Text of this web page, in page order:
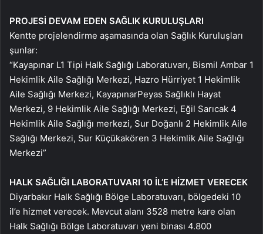
PROJESİ DEVAM EDEN SAĞLIK KURULUŞLARI
Kentte projelendirme aşamasında olan Sağlık Kuruluşları
şunlar:
“Kayapınar L1 Tipi Halk Sağlığı Laboratuvarı, Bismil Ambar 1
Hekimlik Aile Sağlığı Merkezi, Hazro Hürriyet 1 Hekimlik
Aile Sağlığı Merkezi, KayapınarPeyas Sağlıklı Hayat
Merkezi, 9 Hekimlik Aile Sağlığı Merkezi, Eğil Sarıcak 4
Hekimlik Aile Sağlığı merkezi, Sur Doğanlı 2 Hekimlik Aile
Sağlığı Merkezi, Sur Küçükakören 3 Hekimlik Aile Sağlığı
Merkezi”
HALK SAĞLIĞI LABORATUVARI 10 İL’E HİZMET VERECEK
Diyarbakır Halk Sağlığı Bölge Laboratuvarı, bölgedeki 10
il’e hizmet verecek. Mevcut alanı 3528 metre kare olan
Halk Sağlığı Bölge Laboratuvarı yeni binası 4.800